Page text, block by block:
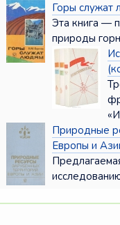
Горы служат
Эта книга —
природы
Природные
Европы и